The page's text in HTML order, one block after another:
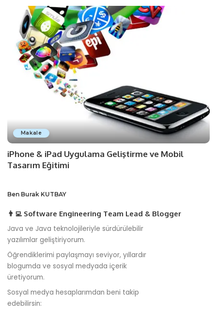
Makale
iPhone & iPad Uygulama Geliştirme ve Mobil
Tasarım Eğitimi
Ben Burak KUTBAY
👨‍💻 Software Engineering Team Lead & Blogger
Java ve Java teknolojileriyle sürdürülebilir
yazılımlar geliştiriyorum.
Öğrendiklerimi paylaşmayı seviyor, yıllardır
blogumda ve sosyal medyada içerik
üretiyorum.
Sosyal medya hesaplarımdan beni takip
edebilirsin: